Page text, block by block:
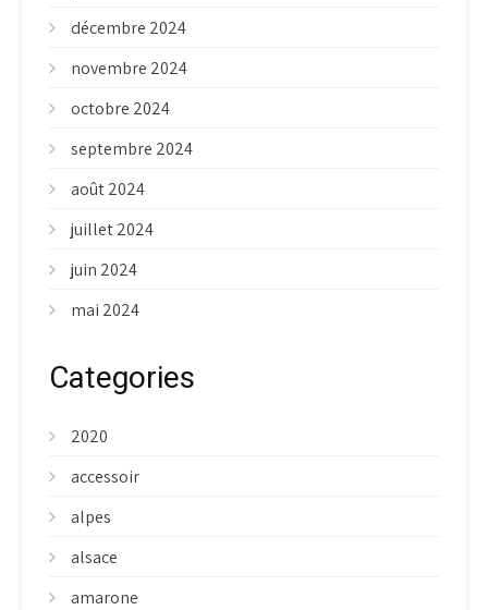
décembre 2024
novembre 2024
octobre 2024
septembre 2024
août 2024
juillet 2024
juin 2024
mai 2024
Categories
2020
accessoir
alpes
alsace
amarone